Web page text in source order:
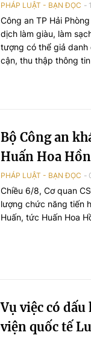
PHÁP LUẬT - BẠN ĐỌC
Công an TP Hải
dịch làm giàu, làm
tượng có thể giả danh
cận, thu thập thông
Bộ Công an
Huấn Hoa
PHÁP LUẬT - BẠN ĐỌC
Chiều 6/8, Cơ quan
lượng chức năng tiến
Huấn, tức Huấn Hoa
Vụ việc có
viện quốc tế